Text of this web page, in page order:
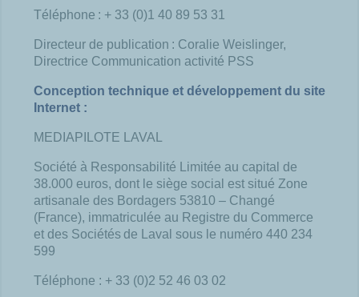
Téléphone : + 33 (0)1 40 89 53 31
Directeur de publication : Coralie Weislinger,
Directrice Communication activité PSS
Conception technique et développement du site
Internet :
MEDIAPILOTE LAVAL
Société à Responsabilité Limitée au capital de
38.000 euros, dont le siège social est situé Zone
artisanale des Bordagers 53810 – Changé
(France), immatriculée au Registre du Commerce
et des Sociétés de Laval sous le numéro 440 234
599
Téléphone : + 33 (0)2 52 46 03 02